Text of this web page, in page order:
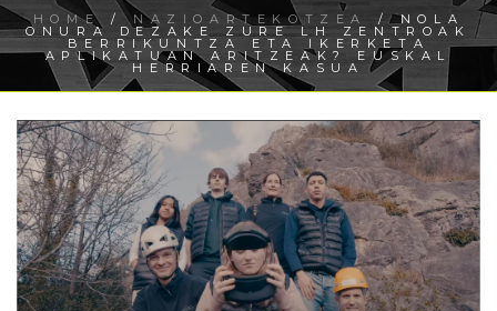
HOME / NAZIOARTEKOTZEA / NOLA
ONURA DEZAKE ZURE LH ZENTROAK
BERRIKUNTZA ETA IKERKETA
APLIKATUAN ARITZEAK? EUSKAL
HERRIAREN KASUA